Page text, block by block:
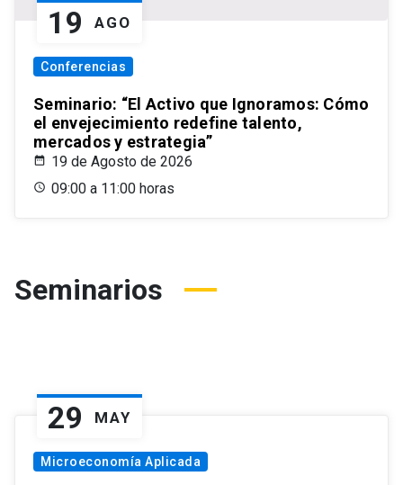
19 AGO
Conferencias
Seminario: “El Activo que Ignoramos: Cómo
el envejecimiento redefine talento,
mercados y estrategia”
19 de Agosto de 2026
09:00 a 11:00 horas
Seminarios
29 MAY
Microeconomía Aplicada